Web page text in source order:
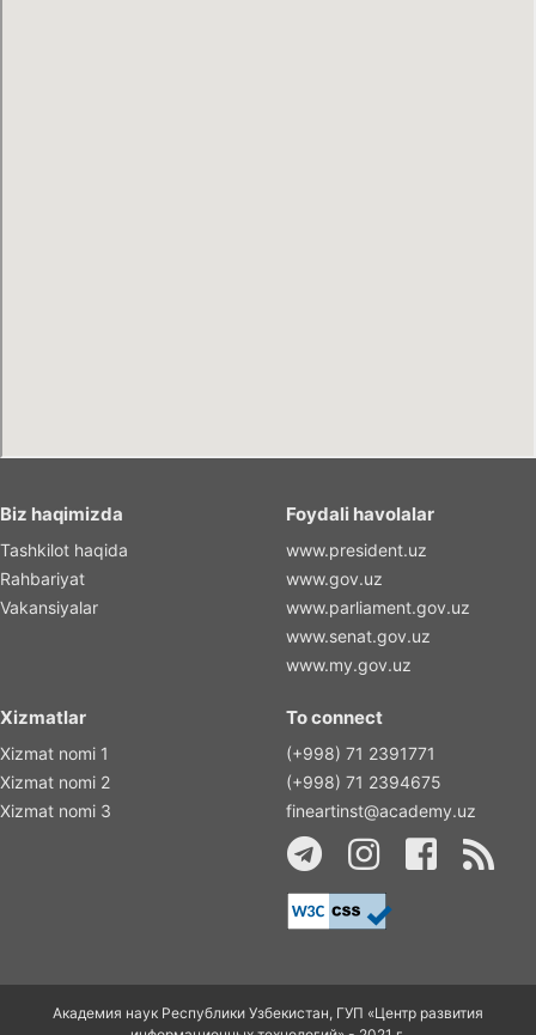
Biz haqimizda
Tashkilot haqida
Rahbariyat
Vakansiyalar
Foydali havolalar
www.president.uz
www.gov.uz
www.parliament.gov.uz
www.senat.gov.uz
www.my.gov.uz
Xizmatlar
Xizmat nomi 1
Xizmat nomi 2
Xizmat nomi 3
To connect
(+998) 71 2391771
(+998) 71 2394675
fineartinst@academy.uz
Академия наук Республики Узбекистан, ГУП «Центр развития